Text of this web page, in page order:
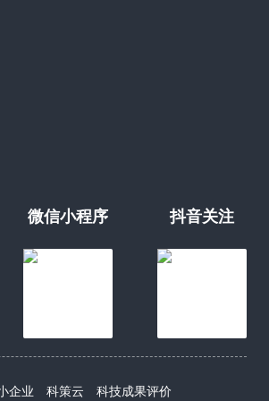
微信小程序 抖音关注
企业 科策云 科技成果评价